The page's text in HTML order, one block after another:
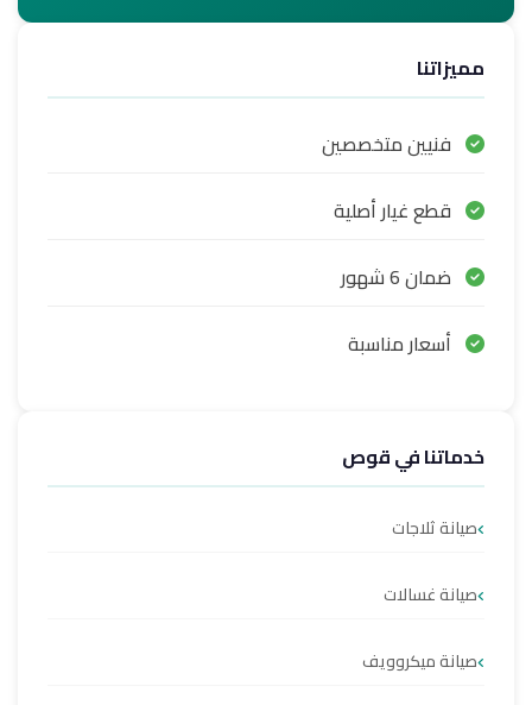
مميزاتنا
فنيين متخصصين
قطع غيار أصلية
ضمان 6 شهور
أسعار مناسبة
خدماتنا في قوص
صيانة ثلاجات
صيانة غسالات
صيانة ميكروويف